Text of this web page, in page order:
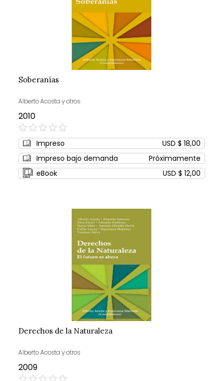
Soberanías
Alberto Acosta y otros
2010
0%
Impreso
USD $ 18,00
Impreso bajo demanda
Próximamente
eBook
USD $ 12,00
Derechos de la Naturaleza
Alberto Acosta y otros
2009